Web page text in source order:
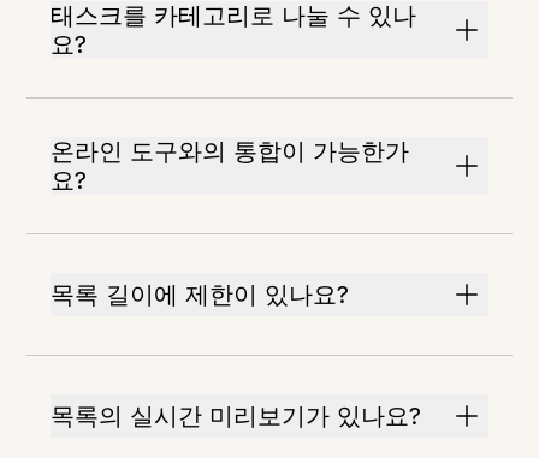
태스크를 카테고리로 나눌 수 있나
요?
온라인 도구와의 통합이 가능한가
요?
목록 길이에 제한이 있나요?
목록의 실시간 미리보기가 있나요?